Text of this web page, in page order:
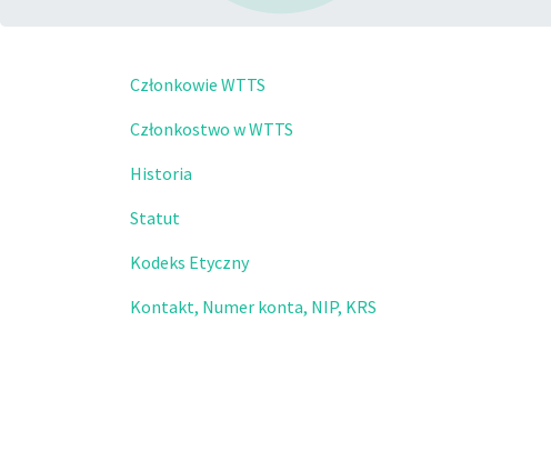
Członkowie WTTS
Członkostwo w WTTS
Historia
Statut
Kodeks Etyczny
Kontakt, Numer konta, NIP, KRS